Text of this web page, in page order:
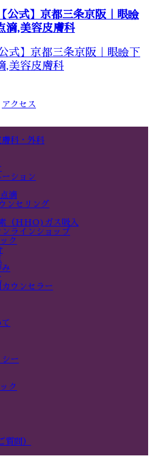
式】京都三条京阪｜眼瞼下
,美容皮膚科
アクセス
科・外科
ション
滴
ンセリング
（HHO)ガス吸入
ラインショップ
ク
カウンセラー
シー
ク
問）